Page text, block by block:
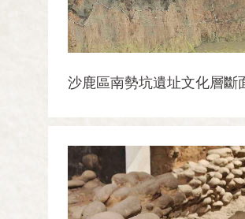
沙鹿區南勢坑遺址文化層斷